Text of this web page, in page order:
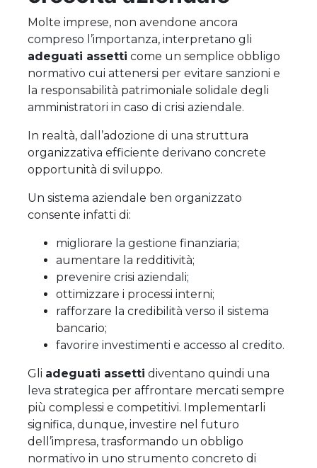
Molte imprese, non avendone ancora
compreso l’importanza, interpretano gli
adeguati assetti come un semplice obbligo
normativo cui attenersi per evitare sanzioni e
la responsabilità patrimoniale solidale degli
amministratori in caso di crisi aziendale.
In realtà, dall’adozione di una struttura
organizzativa efficiente derivano concrete
opportunità di sviluppo.
Un sistema aziendale ben organizzato
consente infatti di:
migliorare la gestione finanziaria;
aumentare la redditività;
prevenire crisi aziendali;
ottimizzare i processi interni;
rafforzare la credibilità verso il sistema
bancario;
favorire investimenti e accesso al credito.
Gli adeguati assetti diventano quindi una
leva strategica per affrontare mercati sempre
più complessi e competitivi. Implementarli
significa, dunque, investire nel futuro
dell’impresa, trasformando un obbligo
normativo in uno strumento concreto di